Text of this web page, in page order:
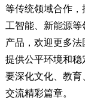
等传统领域合作
工智能、新能源
产品，欢迎更多
提供公平环境和稳
要深化文化、教
交流精彩篇章。